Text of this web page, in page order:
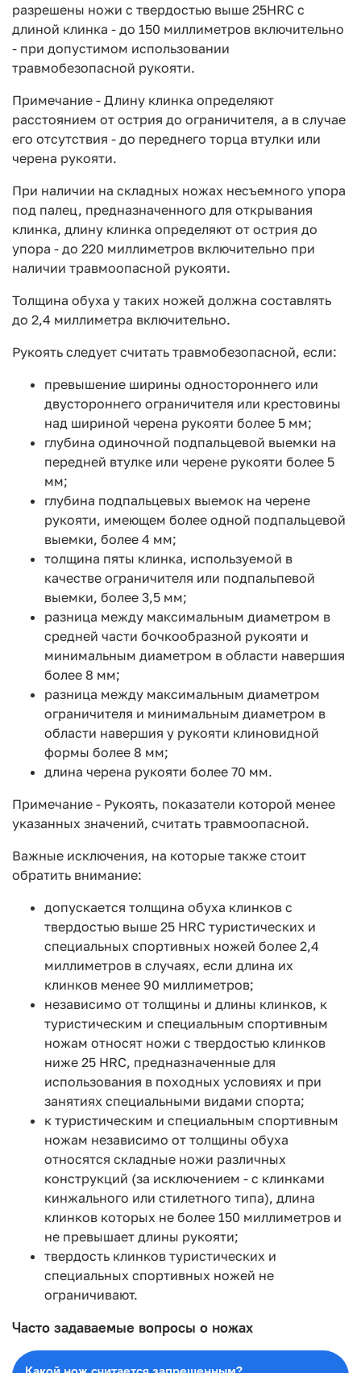
разрешены ножи с твердостью выше 25HRC с
длиной клинка - до 150 миллиметров включительно
- при допустимом использовании
травмобезопасной рукояти.
Примечание - Длину клинка определяют
расстоянием от острия до ограничителя, а в случае
его отсутствия - до переднего торца втулки или
черена рукояти.
При наличии на складных ножах несъемного упора
под палец, предназначенного для открывания
клинка, длину клинка определяют от острия до
упора - до 220 миллиметров включительно при
наличии травмоопасной рукояти.
Толщина обуха у таких ножей должна составлять
до 2,4 миллиметра включительно.
Рукоять следует считать травмобезопасной, если:
превышение ширины одностороннего или
двустороннего ограничителя или крестовины
над шириной черена рукояти более 5 мм;
глубина одиночной подпальцевой выемки на
передней втулке или черене рукояти более 5
мм;
глубина подпальцевых выемок на черене
рукояти, имеющем более одной подпальцевой
выемки, более 4 мм;
толщина пяты клинка, используемой в
качестве ограничителя или подпальпевой
выемки, более 3,5 мм;
разница между максимальным диаметром в
средней части бочкообразной рукояти и
минимальным диаметром в области навершия
более 8 мм;
разница между максимальным диаметром
ограничителя и минимальным диаметром в
области навершия у рукояти клиновидной
формы более 8 мм;
длина черена рукояти более 70 мм.
Примечание - Рукоять, показатели которой менее
указанных значений, считать травмоопасной.
Важные исключения, на которые также стоит
обратить внимание:
допускается толщина обуха клинков с
твердостью выше 25 HRC туристических и
специальных спортивных ножей более 2,4
миллиметров в случаях, если длина их
клинков менее 90 миллиметров;
независимо от толщины и длины клинков, к
туристическим и специальным спортивным
ножам относят ножи с твердостью клинков
ниже 25 HRC, предназначенные для
использования в походных условиях и при
занятиях специальными видами спорта;
к туристическим и специальным спортивным
ножам независимо от толщины обуха
относятся складные ножи различных
конструкций (за исключением - с клинками
кинжального или стилетного типа), длина
клинков которых не более 150 миллиметров и
не превышает длины рукояти;
твердость клинков туристических и
специальных спортивных ножей не
ограничивают.
Часто задаваемые вопросы о ножах